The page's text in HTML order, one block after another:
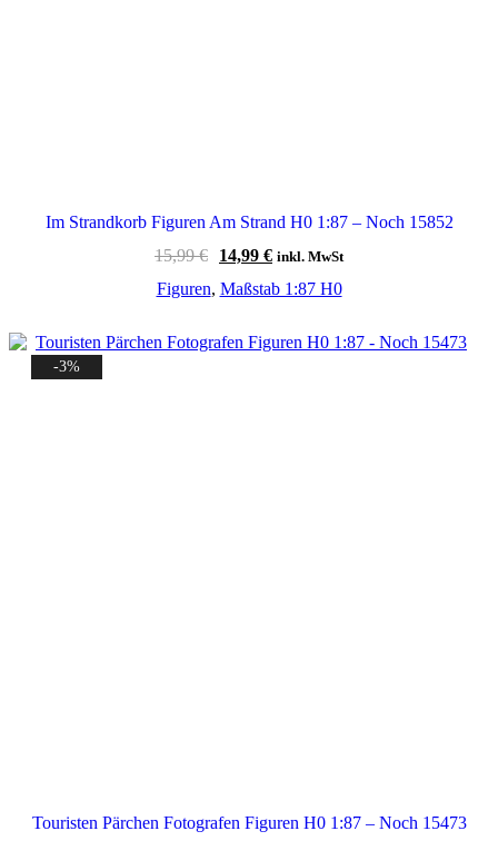
Im Strandkorb Figuren Am Strand H0 1:87 – Noch 15852
15,99€
Ursprünglicher
war:
14,99 €Aktueller
ist:
inkl. MwSt
Figuren, Maßstab 1:87 H0
-3%
Touristen Pärchen Fotografen Figuren H0 1:87 – Noch 15473